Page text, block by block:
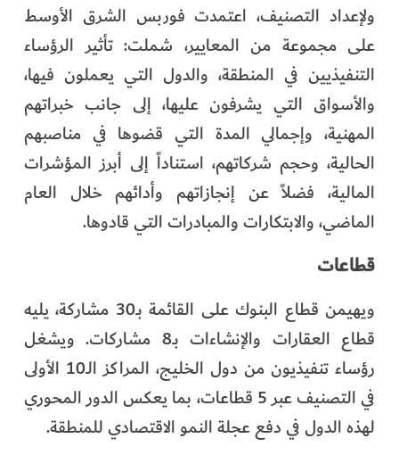
ولإعداد التصنيف، اعتمدت فوربس الشرق الأوسط
على مجموعة من المعايير، شملت: تأثير الرؤساء
التنفيذيين في المنطقة، والدول التي يعملون فيها،
والأسواق التي يشرفون عليها، إلى جانب خبراتهم
المهنية، وإجمالي المدة التي قضوها في مناصبهم
الحالية، وحجم شركاتهم، استناداً إلى أبرز المؤشرات
المالية، فضلاً عن إنجازاتهم وأدائهم خلال العام
الماضي، والابتكارات والمبادرات التي قادوها.
قطاعات
ويهيمن قطاع البنوك على القائمة بـ30 مشاركة، يليه
قطاع العقارات والإنشاءات بـ8 مشاركات. ويشغل
رؤساء تنفيذيون من دول الخليج، المراكز الـ10 الأولى
في التصنيف عبر 5 قطاعات، بما يعكس الدور المحوري
لهذه الدول في دفع عجلة النمو الاقتصادي للمنطقة.